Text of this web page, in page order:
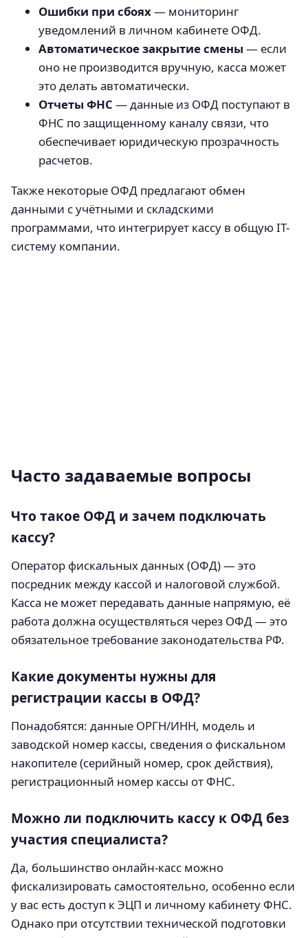
Ошибки при сбоях— мониторинг
уведомлений в личном кабинете ОФД.
Автоматическое закрытие смены — если
оно не производится вручную, касса может
это делать автоматически.
Отчеты ФНС — данные из ОФД поступают в
ФНС по защищенному каналу связи, что
обеспечивает юридическую прозрачность
расчетов.
Также некоторые ОФД предлагают обмен
данными с учётными и складскими
программами, что интегрирует кассу в общую IT-
систему компании.
Часто задаваемые вопросы
Что такое ОФД и зачем подключать
кассу?
Оператор фискальных данных (ОФД) — это
посредник между кассой и налоговой службой.
Касса не может передавать данные напрямую, её
работа должна осуществляться через ОФД — это
обязательное требование законодательства РФ.
Какие документы нужны для
регистрации кассы в ОФД?
Понадобятся: данные ОРГН/ИНН, модель и
заводской номер кассы, сведения о фискальном
накопителе (серийный номер, срок действия),
регистрационный номер кассы от ФНС.
Можно ли подключить кассу к ОФД без
участия специалиста?
Да, большинство онлайн-касс можно
фискализировать самостоятельно, особенно если
у вас есть доступ к ЭЦП и личному кабинету ФНС.
Однако при отсутствии технической подготовки